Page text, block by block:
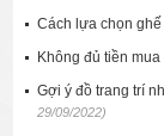
Cách lựa chọn
Không đủ tiền
Gợi ý đồ trang trí
29/09/2022)